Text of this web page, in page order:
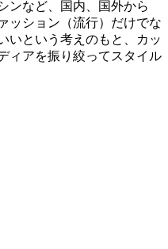
ンなど、国内、国外から
ッション（流行）だけでな
いという考えのもと、カッ
ィアを振り絞ってスタイル